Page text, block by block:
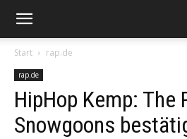
Start rap.de
rap.de
HipHop Kemp: The
Snowgoons